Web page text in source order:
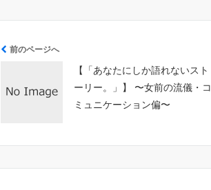
前のページへ
【「あなたにしか語れないスト
ーリー。」】 〜女前の流儀・コ
ミュニケーション偏〜